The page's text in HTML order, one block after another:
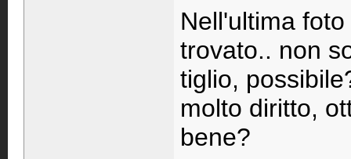
Nell'ultima
trovato.. non
tiglio,
molto diritto,
bene?